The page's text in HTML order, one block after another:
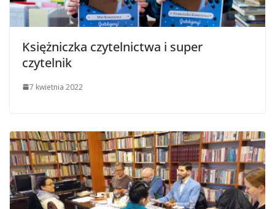
Księżniczka czytelnictwa i super
czytelnik
7 kwietnia 2022